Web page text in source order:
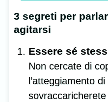
3 segreti per
agitarsi
Essere sé
Non cercate di
l’atteggiamento